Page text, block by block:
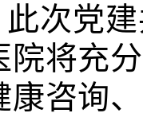
次党
院将充
康咨询